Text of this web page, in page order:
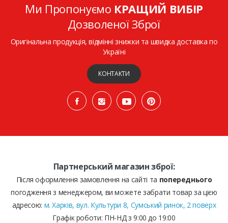
Ми Пропонуємо КРАЩИЙ ВИБІР
Дозволеної Зброї
Оригінальна продукція, відмінні знижки та швидка доставка по
Україні
КОНТАКТИ
Партнерський магазин зброї:
Після оформлення замовлення на сайті та попереднього
погодження з менеджером, ви можете забрати товар за цією
адресою: м. Харків, вул. Культури 8, Сумський ринок, 2 поверх
Графік роботи: ПН-НД з 9:00 до 19:00